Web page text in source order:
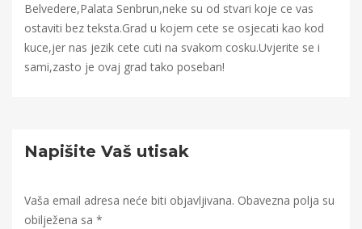
Belvedere,Palata Senbrun,neke su od stvari koje ce vas
ostaviti bez teksta.Grad u kojem cete se osjecati kao kod
kuce,jer nas jezik cete cuti na svakom cosku.Uvjerite se i
sami,zasto je ovaj grad tako poseban!
Napišite Vaš utisak
Vaša email adresa neće biti objavljivana. Obavezna polja su
obilježena sa *